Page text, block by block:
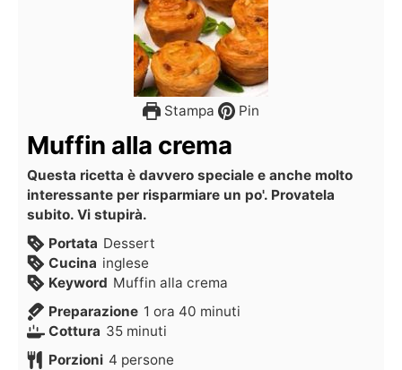
Stampa Pin
Muffin alla crema
Questa ricetta è davvero speciale e anche molto
interessante per risparmiare un po'. Provatela
subito. Vi stupirà.
Portata Dessert
Cucina inglese
Keyword Muffin alla crema
Preparazione 1 ora 40 minuti
Cottura 35 minuti
Porzioni 4 persone